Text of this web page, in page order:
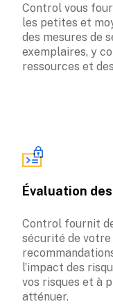
Control vous
les petites et
des mesures de
exemplaires, y
Évaluation
Control fournit
sécurité de votre
l’impact des
vos risques et à
atténuer.